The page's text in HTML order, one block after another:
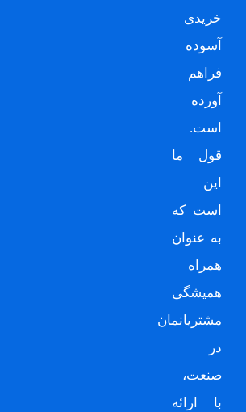
خریدی
آسوده
فراهم
آورده
است.
قول ما
این
است که
به عنوان
همراه
همیشگی
مشتریانمان
در
صنعت،
با ارائه